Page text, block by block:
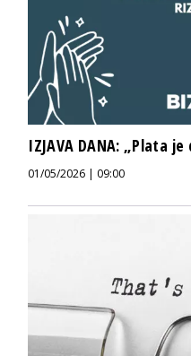
IZJAVA DANA: „Plata
01/05/2026 | 09:00